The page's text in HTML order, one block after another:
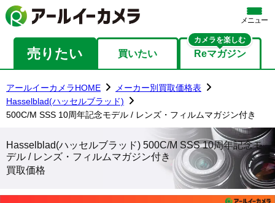
メニュー
売りたい 買いたい Reマガジン
カメラを楽しむ
アールイーカメラHOME
メーカー別買取価格表
Hasselblad(ハッセルブラッド)
500C/M SSS 10周年記念モデル / レンズ・フィルムマガジン付き
Hasselblad(ハッセルブラッド) 500C/M SSS 10周年記念モ
デル / レンズ・フィルムマガジン付き
買取価格